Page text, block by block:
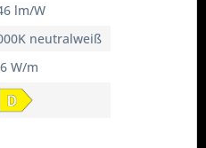
lm/W
neutralweiß
W/m